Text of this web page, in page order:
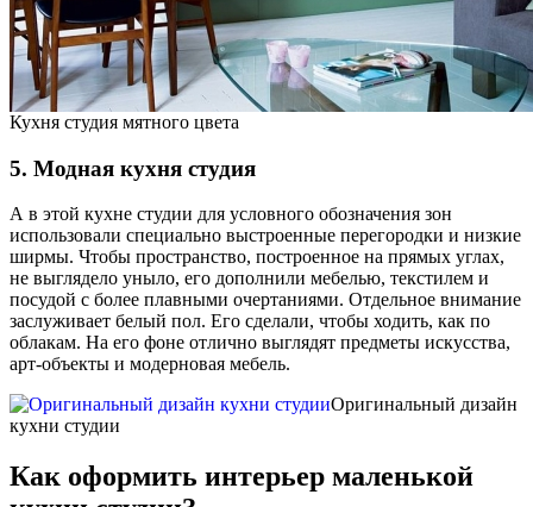
Кухня студия мятного цвета
5. Модная кухня студия
А в этой кухне студии для условного обозначения зон
использовали специально выстроенные перегородки и низкие
ширмы. Чтобы пространство, построенное на прямых углах,
не выглядело уныло, его дополнили мебелью, текстилем и
посудой с более плавными очертаниями. Отдельное внимание
заслуживает белый пол. Его сделали, чтобы ходить, как по
облакам. На его фоне отлично выглядят предметы искусства,
арт-объекты и модерновая мебель.
Оригинальный дизайн
кухни студии
Как оформить интерьер маленькой